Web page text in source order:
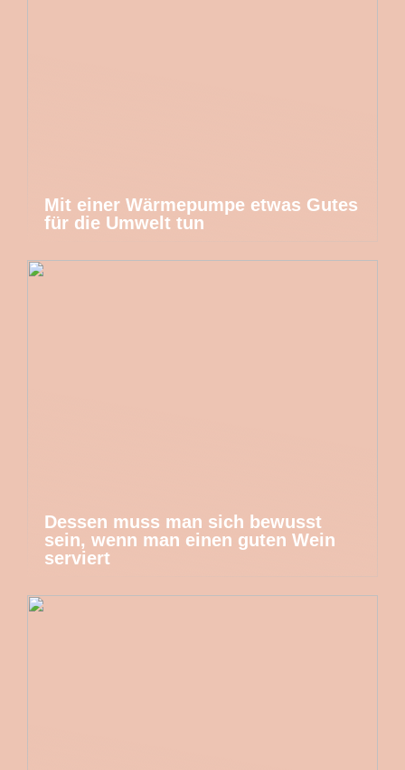
Mit einer Wärmepumpe etwas Gutes
für die Umwelt tun
Dessen muss man sich bewusst
sein, wenn man einen guten Wein
serviert